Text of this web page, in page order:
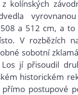
kolínských
a 512 cm, a to
V rozbězích
sobotní
jí přisoudil
historickém
postupové